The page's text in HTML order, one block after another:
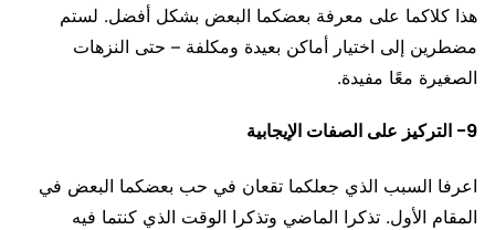
هذا كلاكما على معرفة بعضكما البعض بشكل أفضل. لستم
مضطرين إلى اختيار أماكن بعيدة ومكلفة – حتى النزهات
الصغيرة معًا مفيدة.
9- التركيز على الصفات الإيجابية
اعرفا السبب الذي جعلكما تقعان في حب بعضكما البعض في
المقام الأول. تذكرا الماضي وتذكرا الوقت الذي كنتما فيه